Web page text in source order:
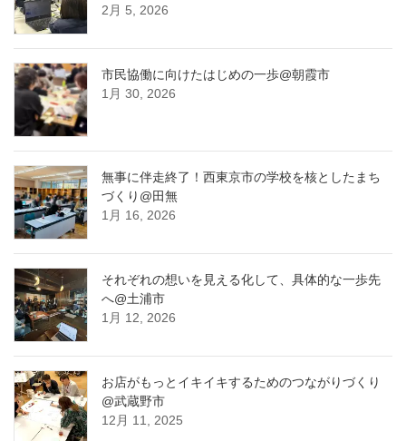
2月 5, 2026
市民協働に向けたはじめの一歩@朝霞市
1月 30, 2026
無事に伴走終了！西東京市の学校を核としたまち
づくり@田無
1月 16, 2026
それぞれの想いを見える化して、具体的な一歩先
へ@土浦市
1月 12, 2026
お店がもっとイキイキするためのつながりづくり
@武蔵野市
12月 11, 2025